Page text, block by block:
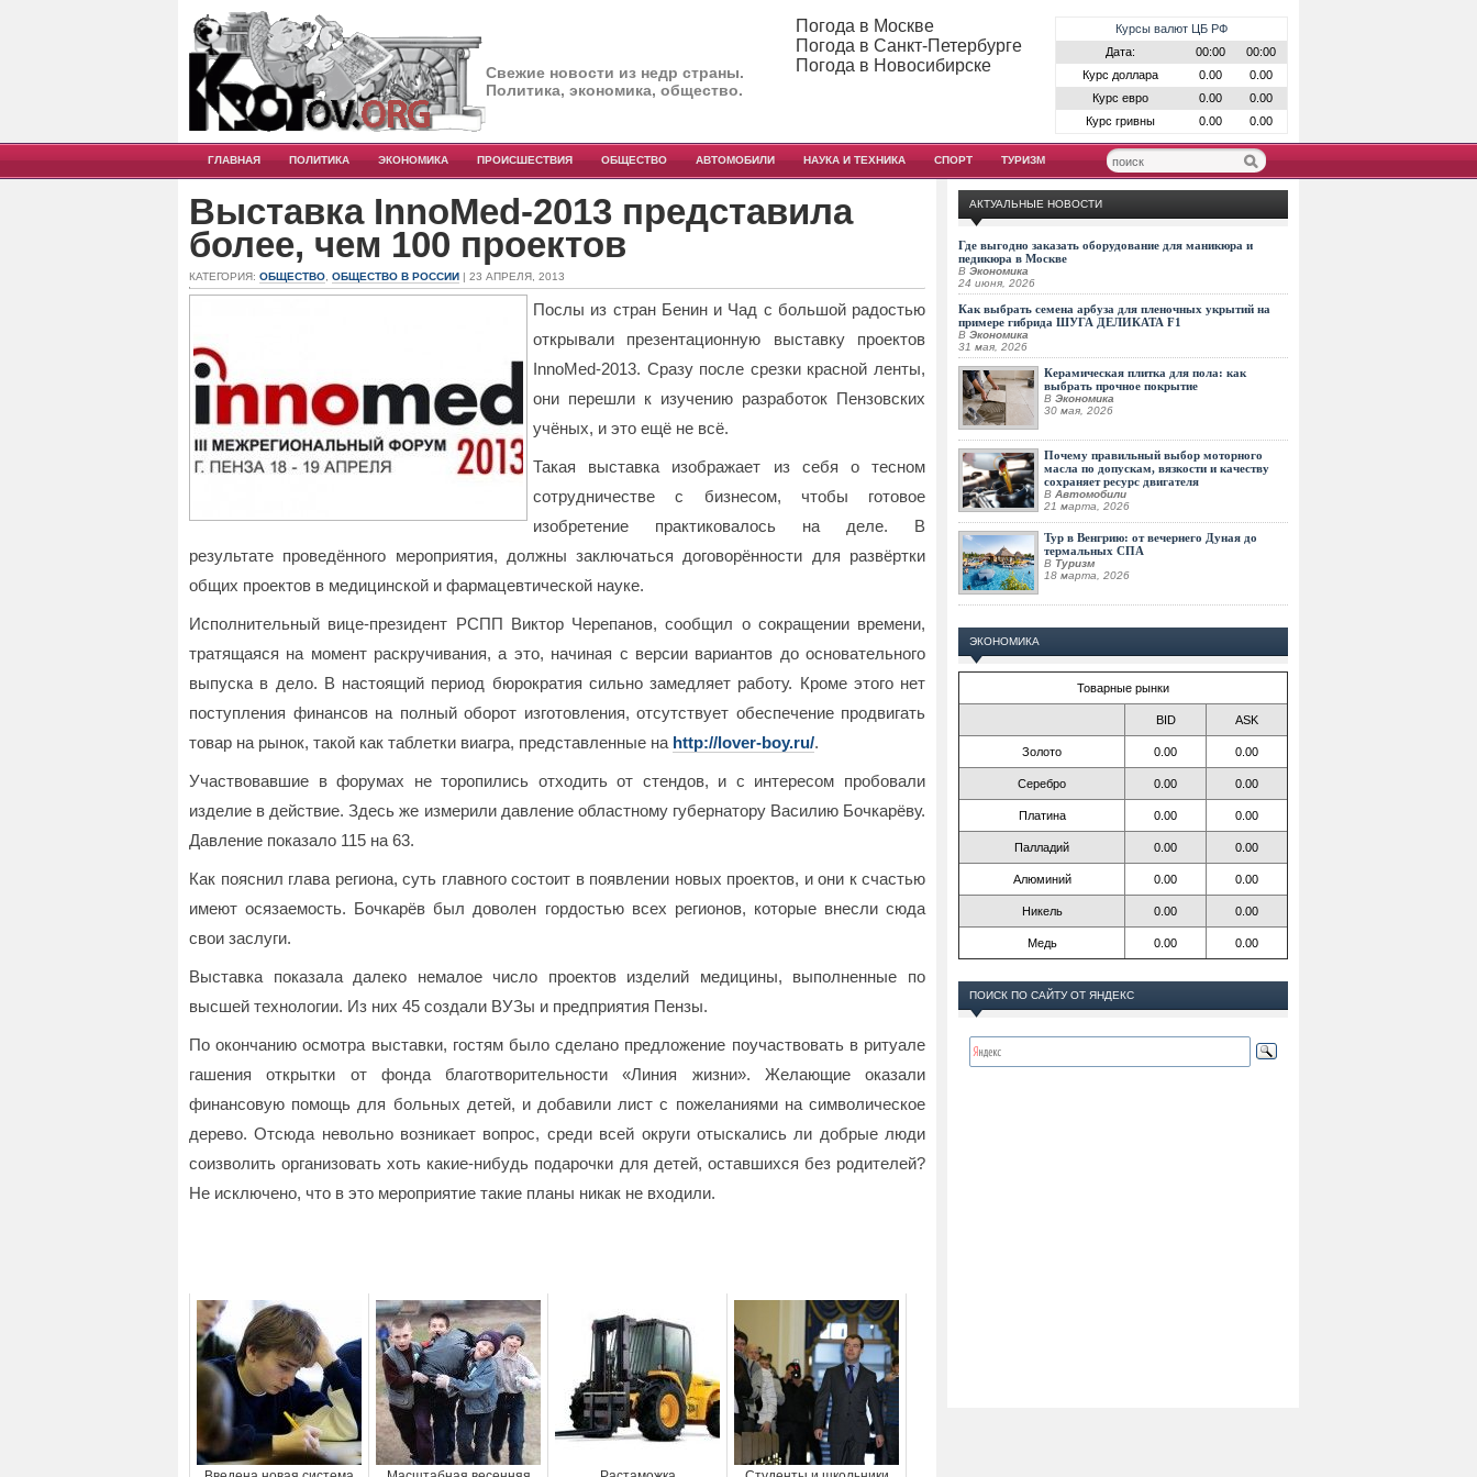
Свежие новости из недр страны.
Политика, экономика, общество.
Курсы валют ЦБ РФ
Дата:
00:00
00:00
Курс доллара
0.00
0.00
Курс евро
0.00
0.00
Курс гривны
0.00 0.00
Погода в Москве
Погода в Санкт-Петербурге
Погода в Новосибирске
ГЛАВНАЯ ПОЛИТИКА ЭКОНОМИКА ПРОИСШЕСТВИЯ ОБЩЕСТВО АВТОМОБИЛИ НАУКА И ТЕХНИКА СПОРТ ТУРИЗМ
Выставка InnoMed-2013 представила
более, чем 100 проектов
КАТЕГОРИЯ: ОБЩЕСТВО ОБЩЕСТВО В РОССИИ | 23 АПРЕЛЯ, 2013
Послы из стран Бенин и Чад с большой радостью
открывали презентационную выставку проектов
InnoMed-2013. Сразу после срезки красной ленты,
они перешли к изучению разработок Пензовских
учёных, и это ещё не всё.
Такая выставка изображает из себя о тесном
сотрудничестве с бизнесом, чтобы готовое
изобретение практиковалось на деле. В
результате проведённого мероприятия, должны заключаться договорённости для развёртки
общих проектов в медицинской и фармацевтической науке.
Исполнительный вице-президент РСПП Виктор Черепанов, сообщил о сокращении времени,
тратящаяся на момент раскручивания, а это, начиная с версии вариантов до основательного
выпуска в дело. В настоящий период бюрократия сильно замедляет работу. Кроме этого нет
поступления финансов на полный оборот изготовления, отсутствует обеспечение продвигать
товар на рынок, такой как таблетки виагра, представленные на http://lover-boy.ru/.
Участвовавшие в форумах не торопились отходить от стендов, и с интересом пробовали
изделие в действие. Здесь же измерили давление областному губернатору Василию Бочкарёву.
Давление показало 115 на 63.
Как пояснил глава региона, суть главного состоит в появлении новых проектов, и они к счастью
имеют осязаемость. Бочкарёв был доволен гордостью всех регионов, которые внесли сюда
свои заслуги.
Выставка показала далеко немалое число проектов изделий медицины, выполненные по
высшей технологии. Из них 45 создали ВУЗы и предприятия Пензы.
По окончанию осмотра выставки, гостям было сделано предложение поучаствовать в ритуале
гашения открытки от фонда благотворительности «Линия жизни». Желающие оказали
финансовую помощь для больных детей, и добавили лист с пожеланиями на символическое
дерево. Отсюда невольно возникает вопрос, среди всей округи отыскались ли добрые люди
соизволить организовать хоть какие-нибудь подарочки для детей, оставшихся без родителей?
Не исключено, что в это мероприятие такие планы никак не входили.
АКТУАЛЬНЫЕ НОВОСТИ
Где выгодно заказать оборудование для маникюра и
педикюра в Москве
В Экономика
24 июня, 2026
Как выбрать семена арбуза для пленочных укрытий на
примере гибрида ШУГА ДЕЛИКАТА F1
В Экономика
31 мая, 2026
Керамическая плитка для пола: как
выбрать прочное покрытие
В Экономика
30 мая, 2026
Почему правильный выбор моторного
масла по допускам, вязкости и качеству
сохраняет ресурс двигателя
В Автомобили
21 марта, 2026
Тур в Венгрию: от вечернего Дуная до
термальных СПА
В Туризм
18 марта, 2026
ЭКОНОМИКА
Товарные рынки
BID ASK
Золото 0.00 0.00
Серебро 0.00 0.00
Платина 0.00 0.00
Палладий 0.00 0.00
Алюминий 0.00 0.00
Никель 0.00 0.00
Медь 0.00 0.00
ПОИСК ПО САЙТУ ОТ ЯНДЕКС